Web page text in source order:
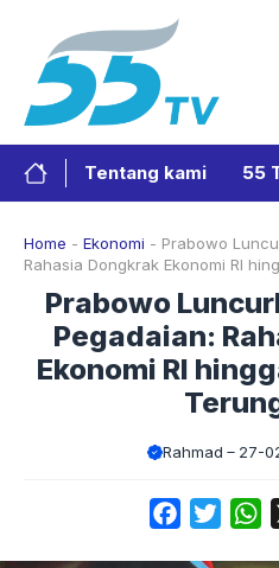
Tentang kami 55
Home - Ekonomi - Prabowo
Rahasia Dongkrak Ekonomi RI
Prabowo
Pegadaian:
Ekonomi RI
Rahmad 27-
Facebook